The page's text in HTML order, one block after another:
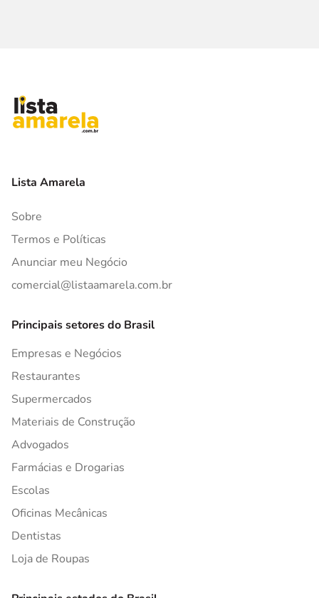
Lista Amarela
Sobre
Termos e Políticas
Anunciar meu Negócio
comercial@listaamarela.com.br
Principais setores do Brasil
Empresas e Negócios
Restaurantes
Supermercados
Materiais de Construção
Advogados
Farmácias e Drogarias
Escolas
Oficinas Mecânicas
Dentistas
Loja de Roupas